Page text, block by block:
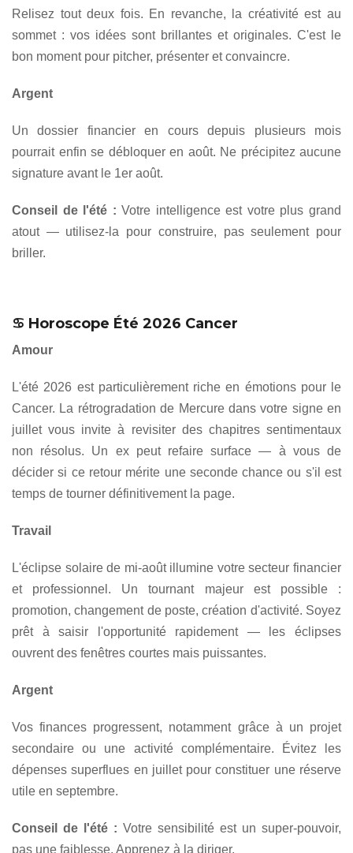
Relisez tout deux fois. En revanche, la créativité est au
sommet : vos idées sont brillantes et originales. C'est le
bon moment pour pitcher, présenter et convaincre.
Argent
Un dossier financier en cours depuis plusieurs mois
pourrait enfin se débloquer en août. Ne précipitez aucune
signature avant le 1er août.
Conseil de l'été : Votre intelligence est votre plus grand
atout — utilisez-la pour construire, pas seulement pour
briller.
♋ Horoscope Été 2026 Cancer
Amour
L'été 2026 est particulièrement riche en émotions pour le
Cancer. La rétrogradation de Mercure dans votre signe en
juillet vous invite à revisiter des chapitres sentimentaux
non résolus. Un ex peut refaire surface — à vous de
décider si ce retour mérite une seconde chance ou s'il est
temps de tourner définitivement la page.
Travail
L'éclipse solaire de mi-août illumine votre secteur financier
et professionnel. Un tournant majeur est possible :
promotion, changement de poste, création d'activité. Soyez
prêt à saisir l'opportunité rapidement — les éclipses
ouvrent des fenêtres courtes mais puissantes.
Argent
Vos finances progressent, notamment grâce à un projet
secondaire ou une activité complémentaire. Évitez les
dépenses superflues en juillet pour constituer une réserve
utile en septembre.
Conseil de l'été : Votre sensibilité est un super-pouvoir,
pas une faiblesse. Apprenez à la diriger.